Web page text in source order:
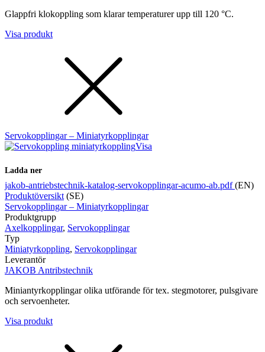
Glappfri klokoppling som klarar temperaturer upp till 120 °C.
Visa produkt
Servokopplingar – Miniatyrkopplingar
Visa
Ladda ner
jakob-antriebstechnik-katalog-servokopplingar-acumo-ab.pdf(EN)
Produktöversikt (SE)
Servokopplingar – Miniatyrkopplingar
Produktgrupp
Axelkopplingar, Servokopplingar
Typ
Miniatyrkoppling, Servokopplingar
Leverantör
JAKOB Antribstechnik
Miniantyrkopplingar olika utförande för tex. stegmotorer, pulsgivare
och servoenheter.
Visa produkt